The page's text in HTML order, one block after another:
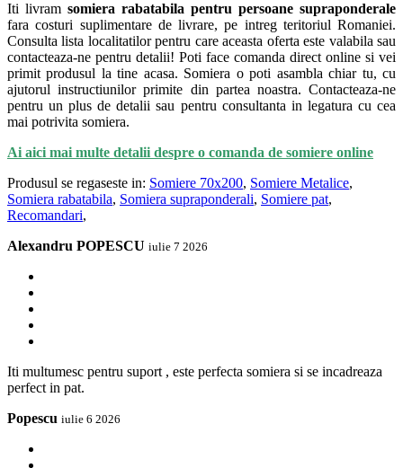
Iti livram somiera rabatabila pentru persoane supraponderale
fara costuri suplimentare de livrare, pe intreg teritoriul Romaniei.
Consulta lista localitatilor pentru care aceasta oferta este valabila sau
contacteaza-ne pentru detalii! Poti face comanda direct online si vei
primit produsul la tine acasa. Somiera o poti asambla chiar tu, cu
ajutorul instructiunilor primite din partea noastra. Contacteaza-ne
pentru un plus de detalii sau pentru consultanta in legatura cu cea
mai potrivita somiera.
Ai aici mai multe detalii despre o comanda de somiere online
Produsul se regaseste in: Somiere 70x200, Somiere Metalice,
Somiera rabatabila, Somiera supraponderali, Somiere pat,
Recomandari,
Alexandru POPESCU iulie 7 2026
Iti multumesc pentru suport , este perfecta somiera si se incadreaza
perfect in pat.
Popescu iulie 6 2026